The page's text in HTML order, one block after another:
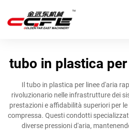
tubo in plastica
Il tubo in plastica per linee d'aria
rivoluzionario nelle infrastrutture dei
prestazioni e affidabilità superiori per
compressa. Questi condotti
diverse pressioni d'aria,